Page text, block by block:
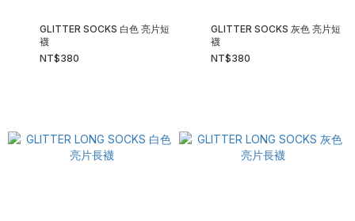
GLITTER SOCKS 白色 亮片短
襪
NT$380
GLITTER SOCKS 灰色 亮片短
襪
NT$380